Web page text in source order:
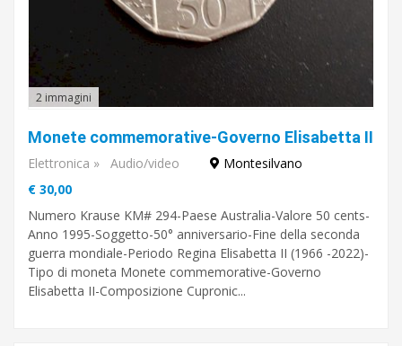
2 immagini
Monete commemorative-Governo Elisabetta II
Elettronica » Audio/video
Montesilvano
€ 30,00
Numero Krause KM# 294-Paese Australia-Valore 50 cents-
Anno 1995-Soggetto-50° anniversario-Fine della seconda
guerra mondiale-Periodo Regina Elisabetta II (1966 -2022)-
Tipo di moneta Monete commemorative-Governo
Elisabetta II-Composizione Cupronic...